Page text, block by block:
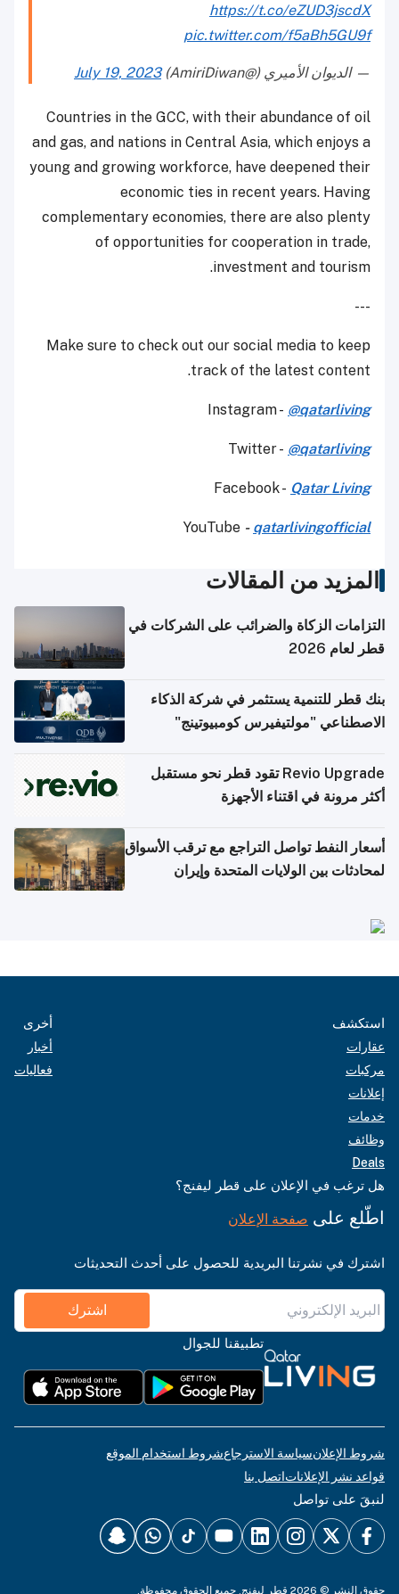
https://t.co/eZUD3jscdX
pic.twitter.com/f5aBh5GU9f
— الديوان الأميري (@AmiriDiwan) July 19, 2023
Countries in the GCC, with their abundance of oil
and gas, and nations in Central Asia, which enjoys a
young and growing workforce, have deepened their
economic ties in recent years. Having
complementary economies, there are also plenty
of opportunities for cooperation in trade,
investment and tourism.
---
Make sure to check out our social media to keep
track of the latest content.
Instagram - @qatarliving
Twitter - @qatarliving
Facebook - Qatar Living
YouTube - qatarlivingofficial
المزيد من المقالات
التزامات الزكاة والضرائب على الشركات في
قطر لعام 2026
بنك قطر للتنمية يستثمر في شركة الذكاء
الاصطناعي "مولتيفيرس كومبيوتينج"
Revio Upgrade تقود قطر نحو مستقبل
أكثر مرونة في اقتناء الأجهزة
أسعار النفط تواصل التراجع مع ترقب الأسواق
لمحادثات بين الولايات المتحدة وإيران
استكشف
عقارات
مركبات
إعلانات
خدمات
وظائف
Deals
أخرى
أخبار
فعاليات
هل ترغب في الإعلان على قطر ليفنج؟
اطّلع على صفحة الإعلان
اشترك في نشرتنا البريدية للحصول على أحدث التحديثات
اشترك
تطبيقنا للجوال
شروط الإعلانسياسة الاسترجاعشروط استخدام الموقع
قواعد نشر الإعلاناتاتصل بنا
لنبقَ على تواصل
حقوق النشر © 2026 قطر ليفنج. جميع الحقوق محفوظة.